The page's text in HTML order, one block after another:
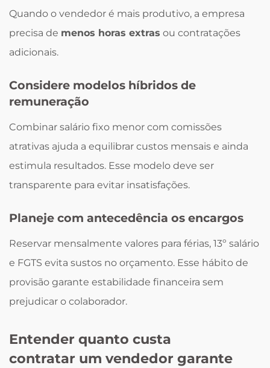
Quando o vendedor é mais produtivo, a empresa
precisa de menos horas extras ou contratações
adicionais.
Considere modelos híbridos de
remuneração
Combinar salário fixo menor com comissões
atrativas ajuda a equilibrar custos mensais e ainda
estimula resultados. Esse modelo deve ser
transparente para evitar insatisfações.
Planeje com antecedência os encargos
Reservar mensalmente valores para férias, 13º salário
e FGTS evita sustos no orçamento. Esse hábito de
provisão garante estabilidade financeira sem
prejudicar o colaborador.
Entender quanto custa
contratar um vendedor garante